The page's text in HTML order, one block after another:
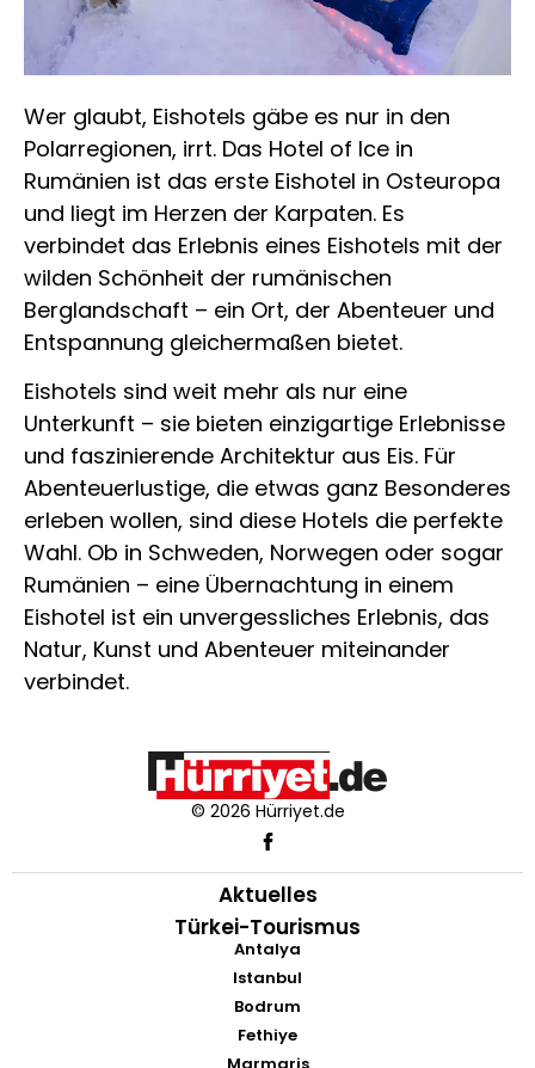
Wer glaubt, Eishotels gäbe es nur in den
Polarregionen, irrt. Das Hotel of Ice in
Rumänien ist das erste Eishotel in Osteuropa
und liegt im Herzen der Karpaten. Es
verbindet das Erlebnis eines Eishotels mit der
wilden Schönheit der rumänischen
Berglandschaft – ein Ort, der Abenteuer und
Entspannung gleichermaßen bietet.
Eishotels sind weit mehr als nur eine
Unterkunft – sie bieten einzigartige Erlebnisse
und faszinierende Architektur aus Eis. Für
Abenteuerlustige, die etwas ganz Besonderes
erleben wollen, sind diese Hotels die perfekte
Wahl. Ob in Schweden, Norwegen oder sogar
Rumänien – eine Übernachtung in einem
Eishotel ist ein unvergessliches Erlebnis, das
Natur, Kunst und Abenteuer miteinander
verbindet.
© 2026 Hürriyet.de
Aktuelles
Türkei-Tourismus
Antalya
Istanbul
Bodrum
Fethiye
Marmaris